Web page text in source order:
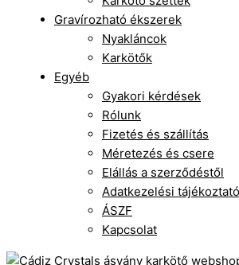
Gravírozható ékszerek
Nyakláncok
Karkötők
Egyéb
Gyakori kérdések
Rólunk
Fizetés és szállítás
Méretezés és csere
Elállás a szerződéstől
Adatkezelési tájékoztató
ÁSZF
Kapcsolat